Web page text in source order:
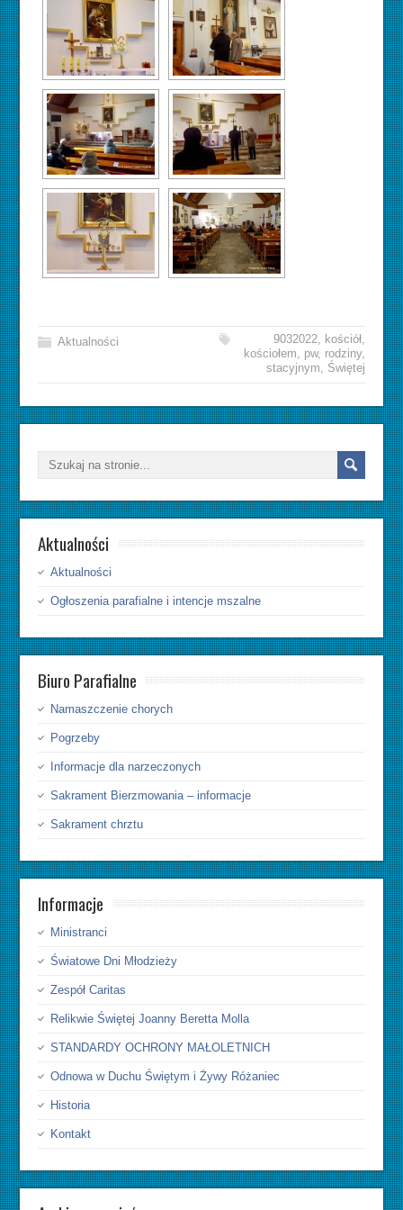
Aktualności 9032022, kościół,
kościołem
pw, rodziny,
stacyjnym
Świętej
Aktualności
Aktualności
Ogłoszenia parafialne i intencje mszalne
Biuro Parafialne
Namaszczenie chorych
Pogrzeby
Informacje dla narzeczonych
Sakrament Bierzmowania – informacje
Sakrament chrztu
Informacje
Ministranci
Światowe Dni Młodzieży
Zespół Caritas
Relikwie Świętej Joanny Beretta Molla
STANDARDY OCHRONY MAŁOLETNICH
Odnowa w Duchu Świętym i Żywy Różaniec
Historia
Kontakt